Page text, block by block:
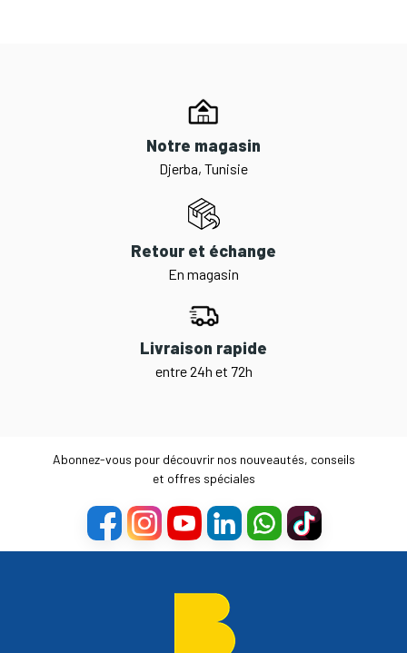
Notre magasin
Djerba, Tunisie
Retour et échange
En magasin
Livraison rapide
entre 24h et 72h
Abonnez-vous pour découvrir nos nouveautés, conseils
et offres spéciales